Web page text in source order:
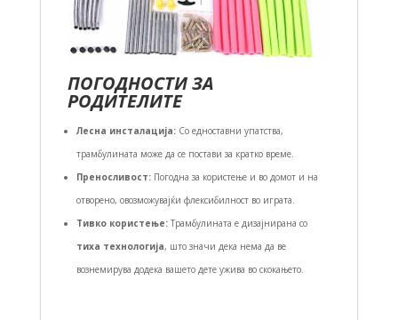
ПОГОДНОСТИ ЗА
РОДИТЕЛИТЕ
Лесна инсталација:Со едноставни упатства,
трамбулината може да се постави за кратко време.
Преносливост:Погодна за користење и во домот и на
отворено, овозможувајќи флексибилност во играта.
Тивко користење:Трамбулината е дизајнирана со
тиха технологија, што значи дека нема да ве
вознемирува додека вашето дете ужива во скокањето.